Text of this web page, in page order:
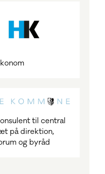
til central
på direktion,
og byråd